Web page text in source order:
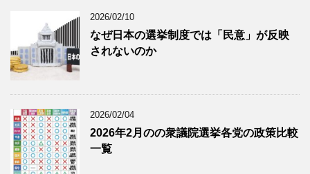
2026/02/10
なぜ日本の選挙制度では「民意」が反映
されないのか
2026/02/04
2026年2月のの衆議院選挙各党の政策比較
一覧